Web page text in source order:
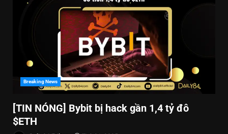
Breaking News
[TIN NÓNG] Bybit bị hack gần 1,4 tỷ đô
$ETH